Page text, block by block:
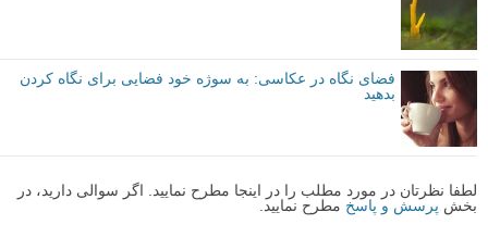
فضای نگاه در عکاسی: به سوژه خود فضایی برای نگاه کردن
بدهید
لطفا نظرتان در مورد مطلب را در اینجا مطرح نمایید. اگر سوالی دارید، در
بخش پرسش و پاسخ مطرح نمایید.